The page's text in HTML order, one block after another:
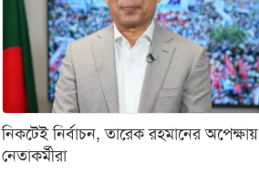
নিকটেই নির্বাচন, তারেক রহমানের অপেক্ষায়
নেতাকর্মীরা